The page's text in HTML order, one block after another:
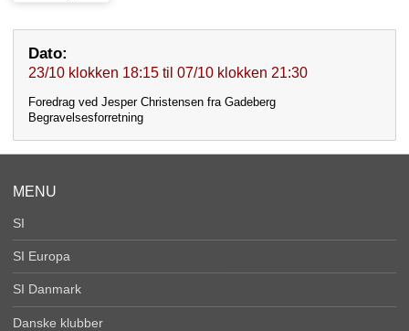
Dato:
23/10 klokken 18:15 til 07/10 klokken 21:30
Foredrag ved Jesper Christensen fra Gadeberg
Begravelsesforretning
MENU
SI
SI Europa
SI Danmark
Danske klubber